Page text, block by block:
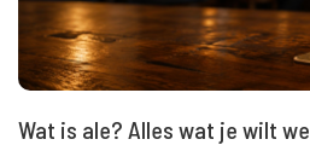
Wat is ale? Alles wat je wilt